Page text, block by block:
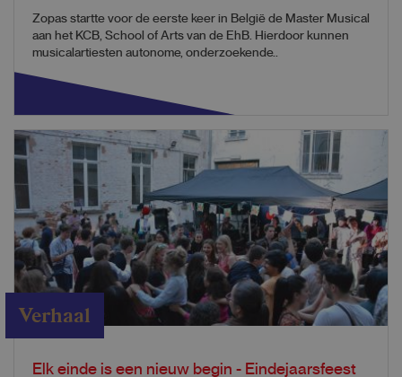
Zopas startte voor de eerste keer in België de Master Musical
aan het KCB, School of Arts van de EhB. Hierdoor kunnen
musicalartiesten autonome, onderzoekende..
Verhaal
Elk einde is een nieuw begin - Eindejaarsfeest